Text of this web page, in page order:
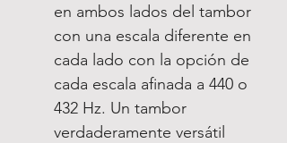
en ambos lados del tambor
con una escala diferente en
cada lado con la opción de
cada escala afinada a 440 o
432 Hz. Un tambor
verdaderamente versátil